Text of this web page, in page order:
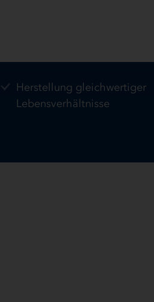
Herstellung gleichwertiger
Lebensverhältnisse